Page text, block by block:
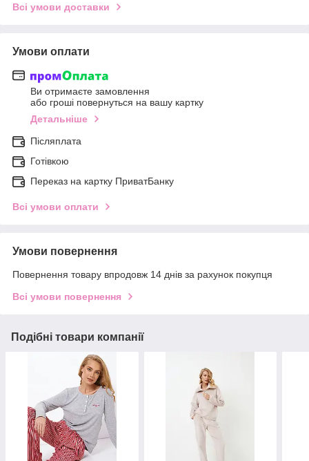
Всі умови доставки
Умови оплати
Ви отримаєте замовлення
або гроші повернуться на вашу картку
Детальніше
Післяплата
Готівкою
Переказ на картку ПриватБанку
Всі умови оплати
Умови повернення
Повернення товару впродовж 14 днів за рахунок покупця
Всі умови повернення
Подібні товари компанії